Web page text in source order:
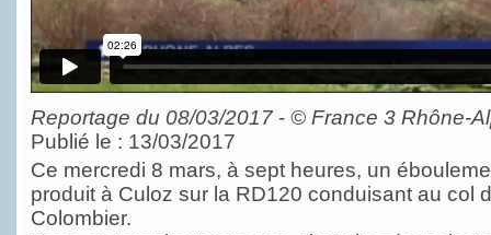
Reportage du 08/03/2017- © France 3 Rhône-
Publié le : 13/03/2017
Ce mercredi 8 mars, à sept heures, un
produit à Culoz sur la RD120 conduisant au col
Colombier.